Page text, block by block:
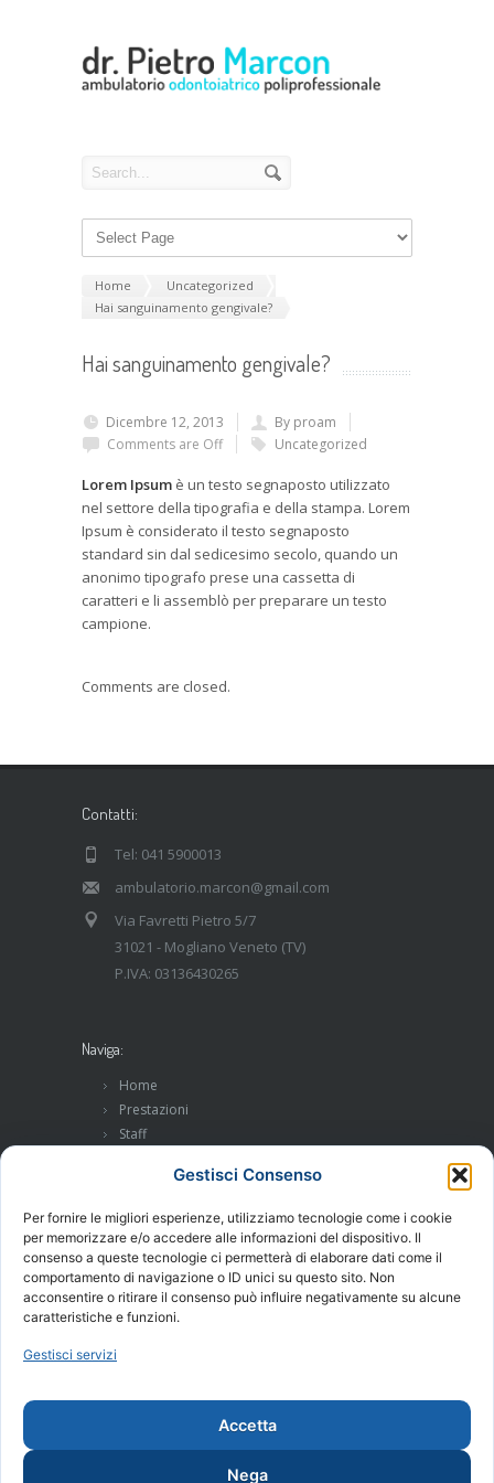
Gestisci Consenso
Per fornire le migliori esperienze, utilizziamo tecnologie come i cookie
per memorizzare e/o accedere alle informazioni del dispositivo. Il
consenso a queste tecnologie ci permetterà di elaborare dati come il
comportamento di navigazione o ID unici su questo sito. Non
acconsentire o ritirare il consenso può influire negativamente su alcune
caratteristiche e funzioni.
Gestisci servizi
Accetta
Nega
Home
Uncategorized
Hai sanguinamento gengivale?
Hai sanguinamento gengivale?
Dicembre 12, 2013
By proam
Comments are Off
Uncategorized
Lorem Ipsum è un testo segnaposto utilizzato
nel settore della tipografia e della stampa. Lorem
Ipsum è considerato il testo segnaposto
standard sin dal sedicesimo secolo, quando un
anonimo tipografo prese una cassetta di
caratteri e li assemblò per preparare un testo
campione.
Comments are closed.
Contatti:
Tel: 041 5900013
ambulatorio.marcon@gmail.com
Via Favretti Pietro 5/7
31021 - Mogliano Veneto (TV)
P.IVA: 03136430265
Naviga:
Home
Prestazioni
Staff
Conservativa e Prevenzione:
Igiene Orale
Conservativa
Ortodonzia
Pedodonzia